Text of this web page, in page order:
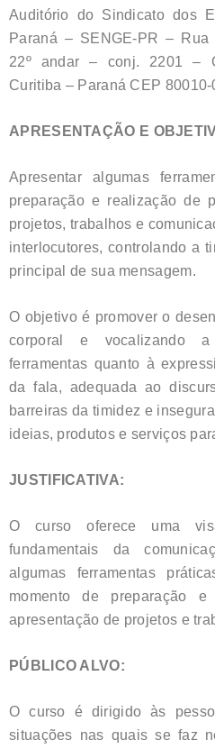
Auditório do Sindicato dos
Paraná – SENGE-PR –
22º andar – conj. 2201 –
Curitiba – Paraná CEP 80010-
APRESENTAÇÃO E
Apresentar algumas
preparação e realização de
projetos, trabalhos e
interlocutores, controlando a
principal de sua mensagem.
O objetivo é promover o
corporal e vocalizando
ferramentas quanto à
da fala, adequada ao
barreiras da timidez e
ideias, produtos e serviços
JUSTIFICATIVA:
O curso oferece uma
fundamentais da
algumas ferramentas
momento de preparação
apresentação de projetos e
PÚBLICO ALVO:
O curso é dirigido às
situações nas quais se faz